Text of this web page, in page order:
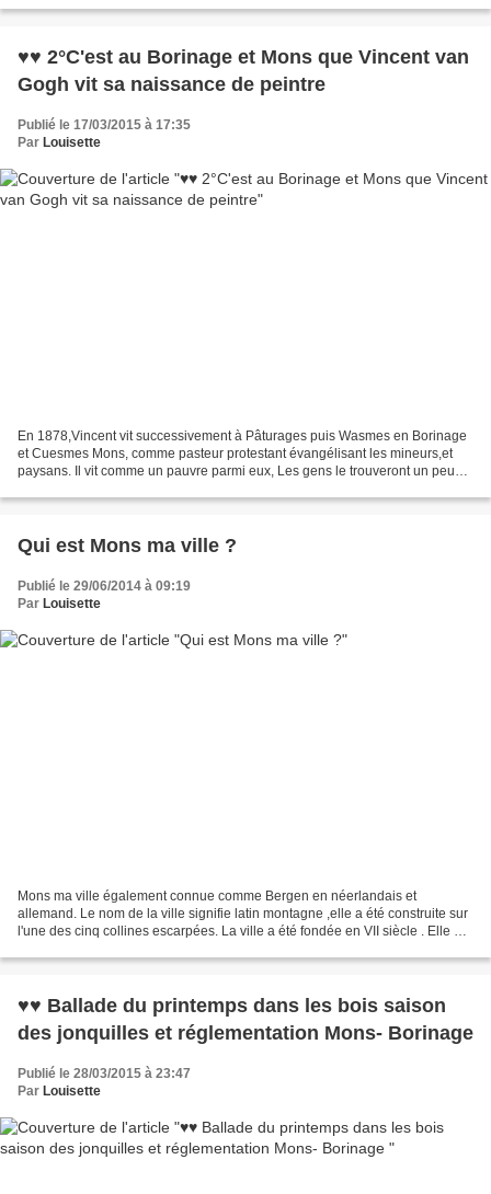
♥♥ 2°C'est au Borinage et Mons que Vincent van
Gogh vit sa naissance de peintre
Publié le 17/03/2015 à 17:35
Par Louisette
En 1878,Vincent vit successivement à Pâturages puis Wasmes en Borinage
et Cuesmes Mons, comme pasteur protestant évangélisant les mineurs,et
paysans. Il vit comme un pauvre parmi eux, Les gens le trouveront un peu
Qui est Mons ma ville ?
Publié le 29/06/2014 à 09:19
Par Louisette
Mons ma ville également connue comme Bergen en néerlandais et
allemand. Le nom de la ville signifie latin montagne ,elle a été construite sur
l'une des cinq collines escarpées. La ville a été fondée en VII siècle . Elle est
♥♥ Ballade du printemps dans les bois saison
des jonquilles et réglementation Mons- Borinage
Publié le 28/03/2015 à 23:47
Par Louisette